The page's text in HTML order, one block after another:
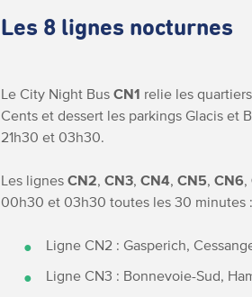
Les 8 lignes nocturnes
Le City Night BusCN1 relie les
Cents et dessert les parkings Glacis et
21h30 et 03h30.
Les lignesCN2, CN3, CN4, CN5, CN6,
00h30 et 03h30 toutes les 30 minutes :
Ligne CN2 : Gasperich,
Ligne CN3 : Bonnevoie-Sud,